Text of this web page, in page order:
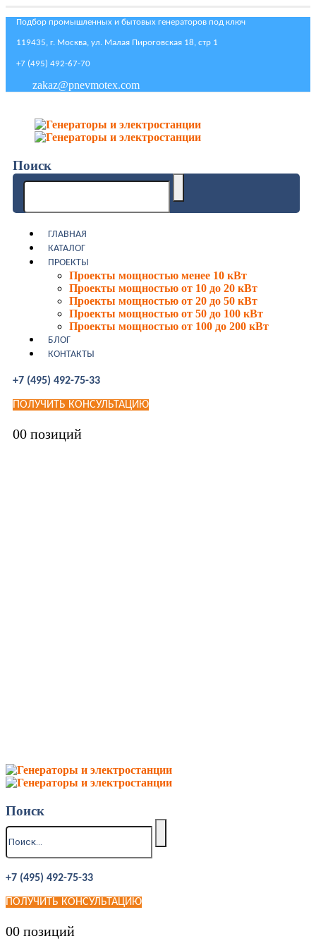
Подбор промышленных и бытовых генераторов под ключ
119435, г. Москва, ул. Малая Пироговская 18, стр 1
+7 (495) 492-67-70
zakaz@pnevmotex.com
Поиск
ГЛАВНАЯ
КАТАЛОГ
ПРОЕКТЫ
Проекты мощностью менее 10 кВт
Проекты мощностью от 10 до 20 кВт
Проекты мощностью от 20 до 50 кВт
Проекты мощностью от 50 до 100 кВт
Проекты мощностью от 100 до 200 кВт
БЛОГ
КОНТАКТЫ
+7 (495) 492-75-33
ПОЛУЧИТЬ КОНСУЛЬТАЦИЮ
00 позиций
Поиск
+7 (495) 492-75-33
ПОЛУЧИТЬ КОНСУЛЬТАЦИЮ
00 позиций